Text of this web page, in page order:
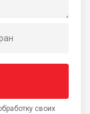
своих